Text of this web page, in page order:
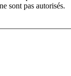
sont pas autorisés.